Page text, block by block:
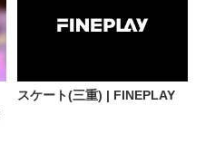
スケート(三重) | FINEPLAY